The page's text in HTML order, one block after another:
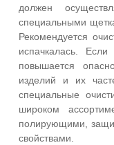
должен
специальными
Рекомендуется
испачкалась.
повышается
изделий и их
специальные
широком
полирующими,
свойствами.